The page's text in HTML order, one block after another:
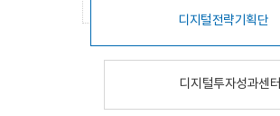
디지털전략기획단
디지털투자성과센터